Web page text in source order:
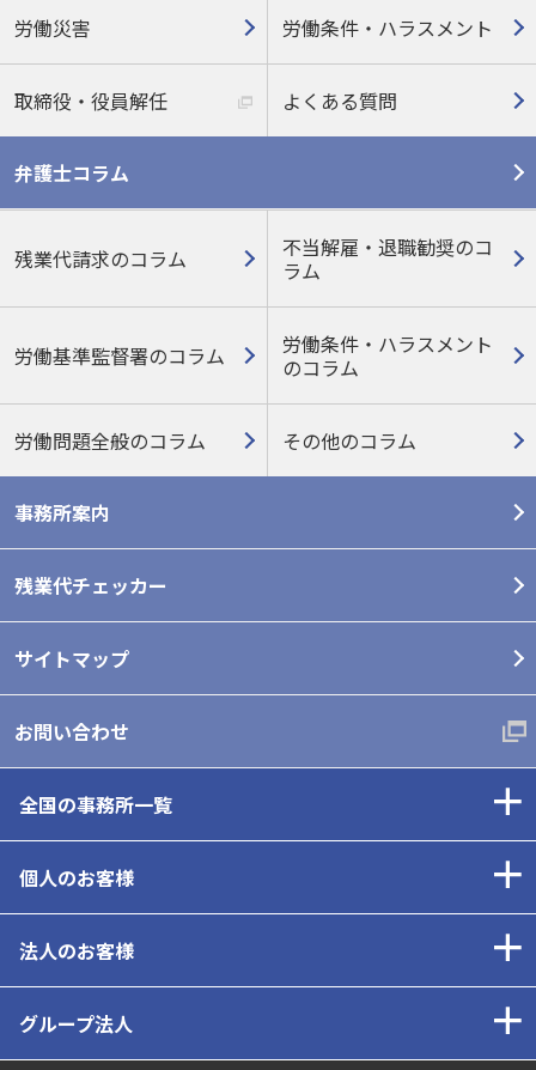
労働災害 労働条件・ハラスメント
取締役・役員解任 よくある質問
弁護士コラム
残業代請求のコラム
不当解雇・退職勧奨のコ
ラム
労働基準監督署のコラム
労働条件・ハラスメント
のコラム
労働問題全般のコラム その他のコラム
事務所案内
残業代チェッカー
サイトマップ
お問い合わせ
全国の事務所一覧
個人のお客様
法人のお客様
グループ法人